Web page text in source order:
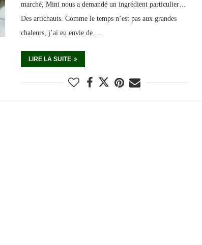
marché, Mini nous a demandé un ingrédient particulier…
Des artichauts. Comme le temps n’est pas aux grandes
chaleurs, j’ai eu envie de …
LIRE LA SUITE